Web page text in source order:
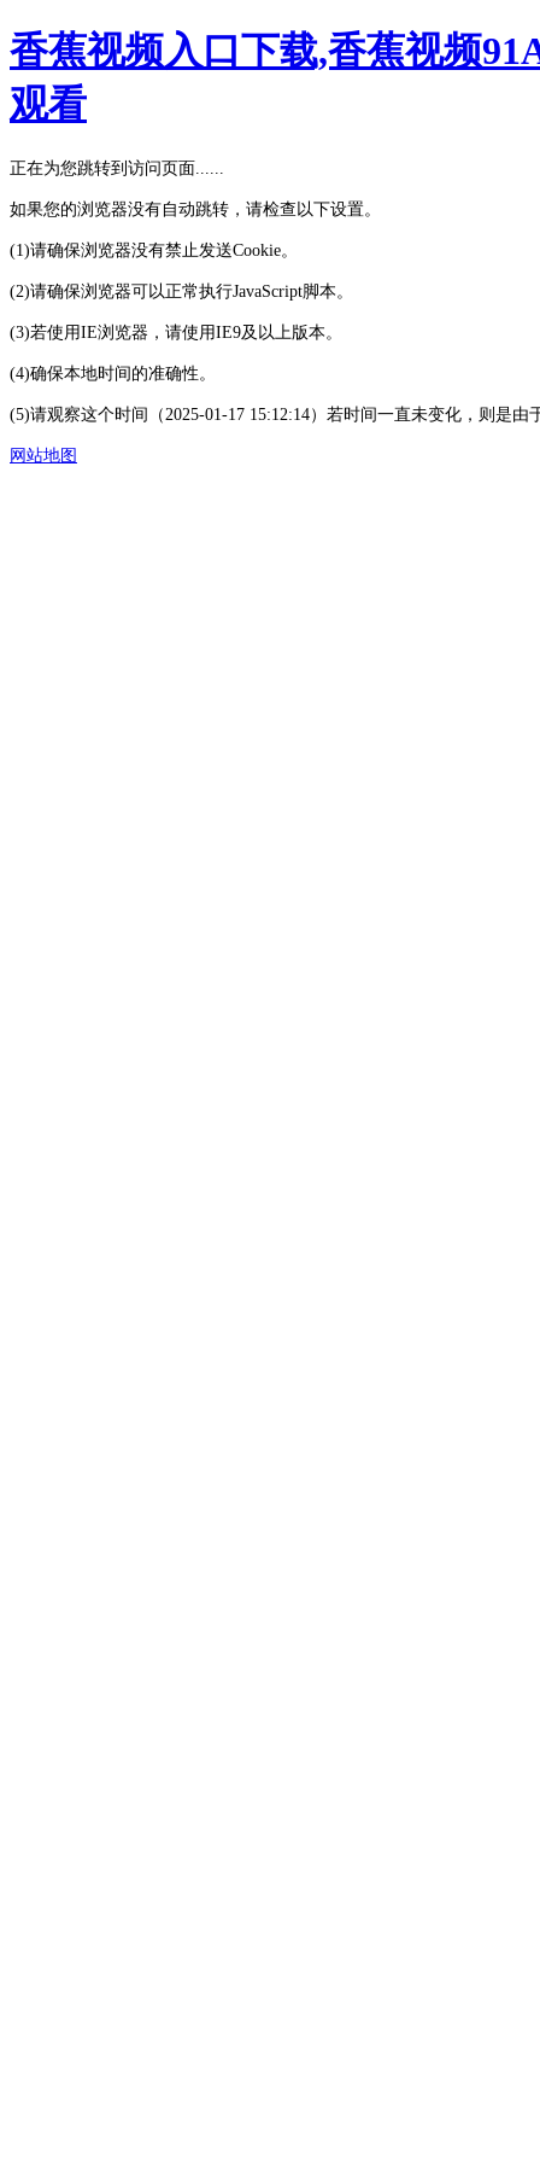
香蕉视频入口下载,香蕉视频
观看
正在为您跳转到访问页面......
如果您的浏览器没有自动跳转，请检查以下设置。
(1)请确保浏览器没有禁止发送Cookie。
(2)请确保浏览器可以正常执行JavaScript脚本。
(3)若使用IE浏览器，请使用IE9及以上版本。
(4)确保本地时间的准确性。
(5)请观察这个时间（2025-01-17 15:12:14）若时间一直未变化，则是
网站地图